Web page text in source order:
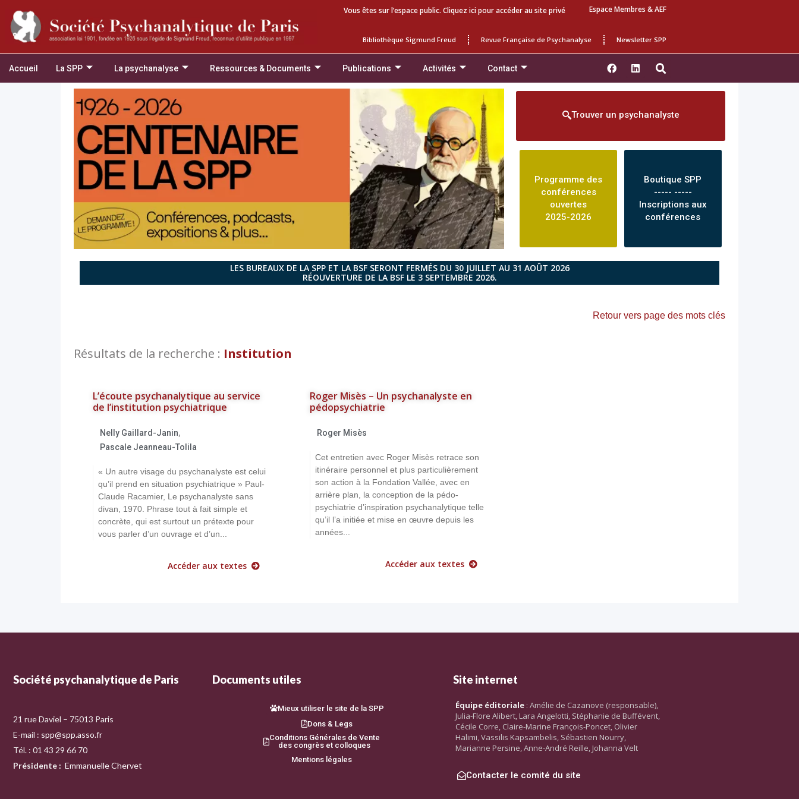
Vous êtes sur l’espace public. Cliquez ici pour accéder au site privé Espace Membres & AEF
Bibliothèque Sigmund Freud Revue Française de Psychanalyse Newsletter SPP
Accueil La SPP La psychanalyse Ressources & Documents Publications Activités Contact
Trouver un psychanalyste
Programme des
conférences
ouvertes
2025-2026
Boutique SPP
----- -----
Inscriptions aux
conférences
LES BUREAUX DE LA SPP ET LA BSF SERONT FERMÉS DU 30 JUILLET AU 31 AOÛT 2026
RÉOUVERTURE DE LA BSF LE 3 SEPTEMBRE 2026.
Retour vers page des mots clés
Résultats de la recherche : Institution
L’écoute psychanalytique au service
de l’institution psychiatrique
Nelly Gaillard-Janin,
Pascale Jeanneau-Tolila
« Un autre visage du psychanalyste est celui
qu’il prend en situation psychiatrique » Paul-
Claude Racamier, Le psychanalyste sans
divan, 1970. Phrase tout à fait simple et
concrète, qui est surtout un prétexte pour
vous parler d’un ouvrage et d’un...
Accéder aux textes
Roger Misès – Un psychanalyste en
pédopsychiatrie
Roger Misès
Cet entretien avec Roger Misès retrace son
itinéraire personnel et plus particulièrement
son action à la Fondation Vallée, avec en
arrière plan, la conception de la pédo-
psychiatrie d’inspiration psychanalytique telle
qu’il l’a initiée et mise en œuvre depuis les
années...
Accéder aux textes
Société psychanalytique de Paris
21 rue Daviel – 75013 Paris
E-mail : spp@spp.asso.fr
Tél. : 01 43 29 66 70
Présidente : Emmanuelle Chervet
Documents utiles
Mieux utiliser le site de la SPP
Dons & Legs
Conditions Générales de Vente
des congrès et colloques
Mentions légales
Site internet
Équipe éditoriale : Amélie de Cazanove (responsable),
Julia-Flore Alibert, Lara Angelotti, Stéphanie de Buffévent,
Cécile Corre, Claire-Marine François-Poncet, Olivier
Halimi, Vassilis Kapsambelis, Sébastien Nourry,
Marianne Persine, Anne-André Reille, Johanna Velt
Contacter le comité du site